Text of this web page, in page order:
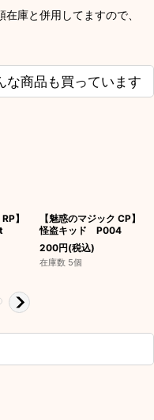
庫と併用してますので、
な商品も買っています
】
【魅惑のマジック CP】
怪盗キッド P004
200円(税込)
在庫数 5個